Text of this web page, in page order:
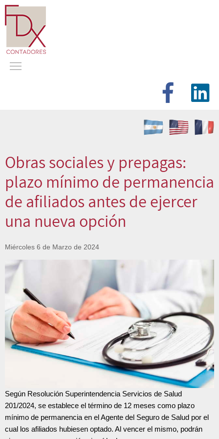
Obras sociales y prepagas:
plazo mínimo de permanencia
de afiliados antes de ejercer
una nueva opción
Miércoles 6 de Marzo de 2024
Según Resolución Superintendencia Servicios de Salud
201/2024, se establece el término de 12 meses como plazo
mínimo de permanencia en el Agente del Seguro de Salud por el
cual los afiliados hubiesen optado. Al vencer el mismo, podrán